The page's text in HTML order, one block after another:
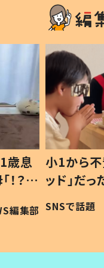
歳息
？」
編集部
小1から不
ッド」だ
作り続け
#令和の子
SNSで話題